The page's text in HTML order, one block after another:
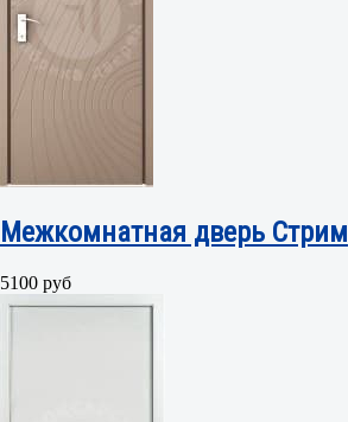
Межкомнатная дверь Стрим
5100 руб